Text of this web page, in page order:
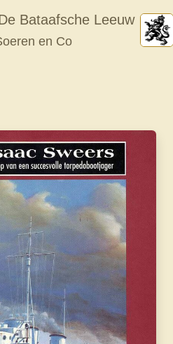
Bataafsche Leeuw
en Co